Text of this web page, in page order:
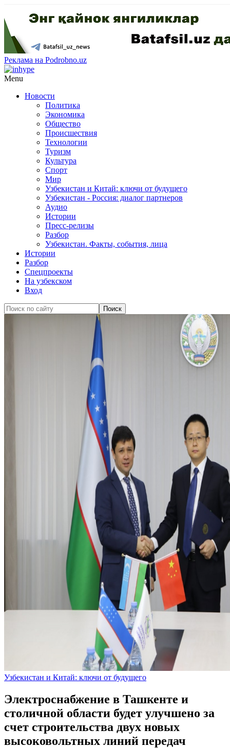
Реклама на Podrobno.uz
Menu
Новости
Политика
Экономика
Общество
Происшествия
Технологии
Туризм
Культура
Спорт
Мир
Узбекистан и Китай: ключи от будущего
Узбекистан - Россия: диалог партнеров
Аудио
Истории
Пресс-релизы
Разбор
Узбекистан. Факты, события, лица
Истории
Разбор
Спецпроекты
На узбекском
Вход
Узбекистан и Китай: ключи от будущего
Электроснабжение в Ташкенте и
столичной области будет улучшено за
счет строительства двух новых
высоковольтных линий передач